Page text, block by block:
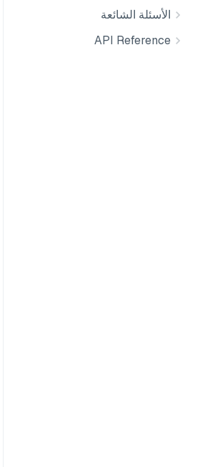
الأسئلة الشائعة
API Reference